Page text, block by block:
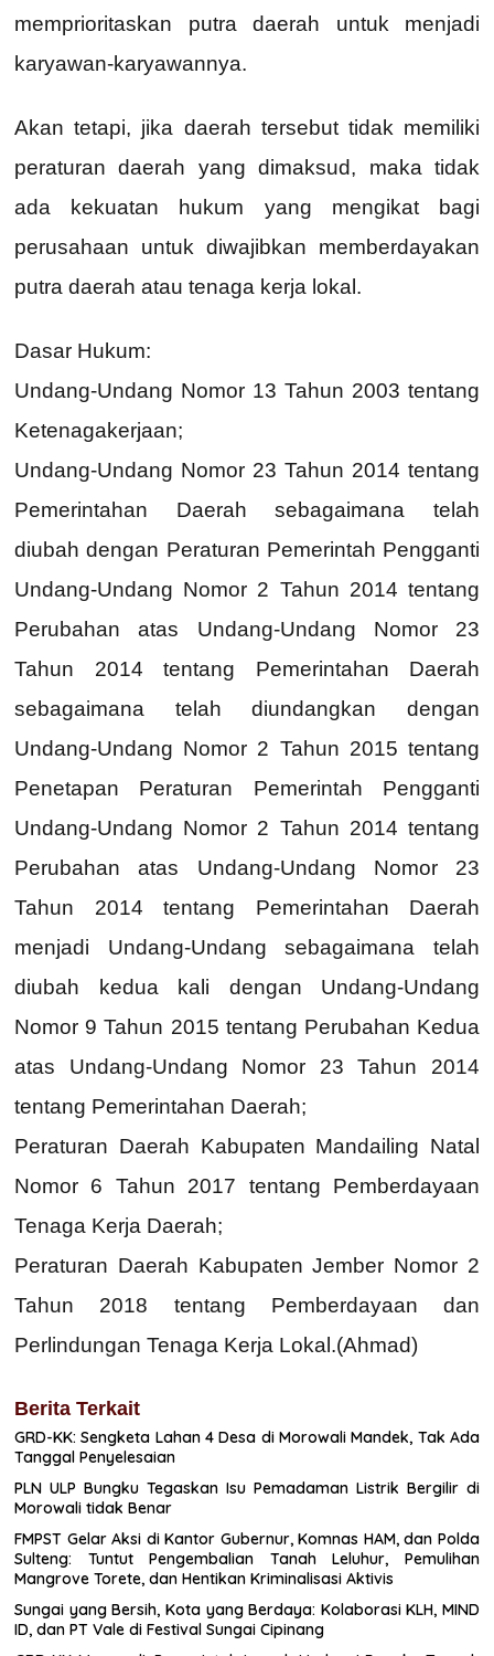
memprioritaskan putra daerah untuk menjadi
karyawan-karyawannya.
Akan tetapi, jika daerah tersebut tidak memiliki
peraturan daerah yang dimaksud, maka tidak
ada kekuatan hukum yang mengikat bagi
perusahaan untuk diwajibkan memberdayakan
putra daerah atau tenaga kerja lokal.
Dasar Hukum:
Undang-Undang Nomor 13 Tahun 2003 tentang
Ketenagakerjaan;
Undang-Undang Nomor 23 Tahun 2014 tentang
Pemerintahan Daerah sebagaimana telah
diubah dengan Peraturan Pemerintah Pengganti
Undang-Undang Nomor 2 Tahun 2014 tentang
Perubahan atas Undang-Undang Nomor 23
Tahun 2014 tentang Pemerintahan Daerah
sebagaimana telah diundangkan dengan
Undang-Undang Nomor 2 Tahun 2015 tentang
Penetapan Peraturan Pemerintah Pengganti
Undang-Undang Nomor 2 Tahun 2014 tentang
Perubahan atas Undang-Undang Nomor 23
Tahun 2014 tentang Pemerintahan Daerah
menjadi Undang-Undang sebagaimana telah
diubah kedua kali dengan Undang-Undang
Nomor 9 Tahun 2015 tentang Perubahan Kedua
atas Undang-Undang Nomor 23 Tahun 2014
tentang Pemerintahan Daerah;
Peraturan Daerah Kabupaten Mandailing Natal
Nomor 6 Tahun 2017 tentang Pemberdayaan
Tenaga Kerja Daerah;
Peraturan Daerah Kabupaten Jember Nomor 2
Tahun 2018 tentang Pemberdayaan dan
Perlindungan Tenaga Kerja Lokal.(Ahmad)
Berita Terkait
GRD-KK: Sengketa Lahan 4 Desa di Morowali Mandek, Tak Ada
Tanggal Penyelesaian
PLN ULP Bungku Tegaskan Isu Pemadaman Listrik Bergilir di
Morowali tidak Benar
FMPST Gelar Aksi di Kantor Gubernur, Komnas HAM, dan Polda
Sulteng: Tuntut Pengembalian Tanah Leluhur, Pemulihan
Mangrove Torete, dan Hentikan Kriminalisasi Aktivis
Sungai yang Bersih, Kota yang Berdaya: Kolaborasi KLH, MIND
ID, dan PT Vale di Festival Sungai Cipinang